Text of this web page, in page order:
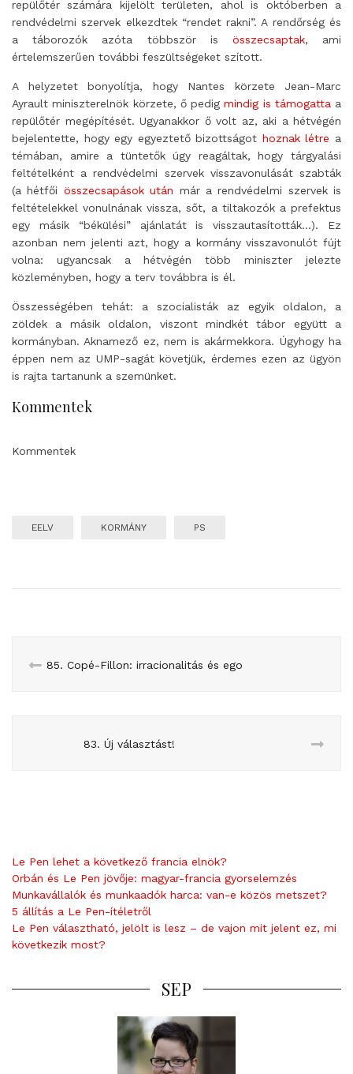
repülőtér számára kijelölt területen, ahol is októberben a
rendvédelmi szervek elkezdtek “rendet rakni”. A rendőrség és
a táborozók azóta többször is összecsaptak, ami
értelemszerűen további feszültségeket szított.
A helyzetet bonyolítja, hogy Nantes körzete Jean-Marc
Ayrault miniszterelnök körzete, ő pedigmindig is támogatta a
repülőtér megépítését. Ugyanakkor ő volt az, aki a hétvégén
bejelentette, hogy egy egyeztető bizottságot hoznak létre a
témában, amire a tüntetők úgy reagáltak, hogy tárgyalási
feltételként a rendvédelmi szervek visszavonulását szabták
(a hétfői összecsapások után már a rendvédelmi szervek is
feltételekkel vonulnának vissza, sőt, a tiltakozók a prefektus
egy másik “békülési” ajánlatát is visszautasították…). Ez
azonban nem jelenti azt, hogy a kormány visszavonulót fújt
volna: ugyancsak a hétvégén több miniszter jelezte
közleményben, hogy a terv továbbra is él.
Összességében tehát: a szocialisták az egyik oldalon, a
zöldek a másik oldalon, viszont mindkét tábor együtt a
kormányban. Aknamező ez, nem is akármekkora. Úgyhogy ha
éppen nem az UMP-sagát követjük, érdemes ezen az ügyön
is rajta tartanunk a szemünket.
Kommentek
Kommentek
EELV KORMÁNY PS
85. Copé-Fillon: irracionalitás és ego
83. Új választást!
Le Pen lehet a következő francia elnök?
Orbán és Le Pen jövője: magyar-francia gyorselemzés
Munkavállalók és munkaadók harca: van-e közös metszet?
5 állítás a Le Pen-ítéletről
Le Pen választható, jelölt is lesz – de vajon mit jelent ez, mi
következik most?
SEP